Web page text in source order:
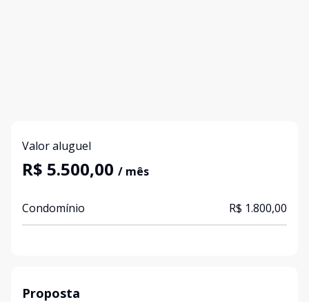
Valor aluguel
R$ 5.500,00 / mês
Condomínio R$ 1.800,00
Proposta